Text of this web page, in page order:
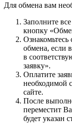
Для обмена вам
Заполните
кнопку
Ознакомьтесь
обмена, если
в
заявку».
Оплатите
необходимой
сайте.
После
переместит
будет указан